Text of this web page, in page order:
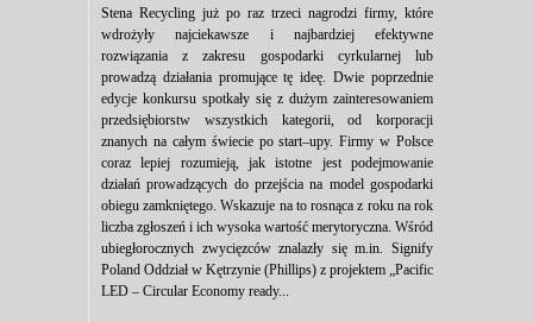
Stena Recycling już po raz trzeci nagrodzi firmy, które
wdrożyły najciekawsze i najbardziej efektywne
rozwiązania z zakresu gospodarki cyrkularnej lub
prowadzą działania promujące tę ideę. Dwie poprzednie
edycje konkursu spotkały się z dużym zainteresowaniem
przedsiębiorstw wszystkich kategorii, od korporacji
znanych na całym świecie po start–upy. Firmy w Polsce
coraz lepiej rozumieją, jak istotne jest podejmowanie
działań prowadzących do przejścia na model gospodarki
obiegu zamkniętego. Wskazuje na to rosnąca z roku na rok
liczba zgłoszeń i ich wysoka wartość merytoryczna. Wśród
ubiegłorocznych zwycięzców znalazły się m.in. Signify
Poland Oddział w Kętrzynie (Phillips) z projektem „Pacific
LED – Circular Economy ready...